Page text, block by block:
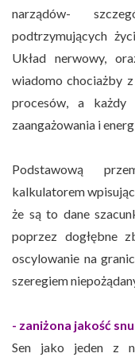
narządów-
podtrzymujących
Układ nerwowy,
wiadomo chociażby
procesów, a
zaangażowania i
Podstawową
kalkulatorem
że są to dane
poprzez dogłębne
oscylowanie na
szeregiem
- zaniżona jakość snu
Sen jako jeden z